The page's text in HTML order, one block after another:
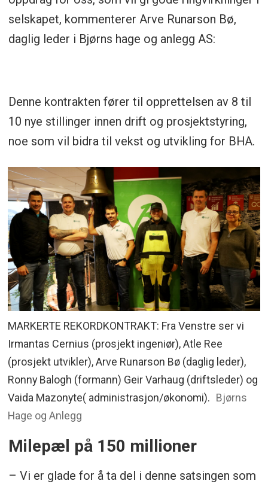
selskapet, kommenterer Arve Runarson Bø,
daglig leder i Bjørns hage og anlegg AS:
Denne kontrakten fører til opprettelsen av 8 til
10 nye stillinger innen drift og prosjektstyring,
noe som vil bidra til vekst og utvikling for BHA.
MARKERTE REKORDKONTRAKT: Fra Venstre ser vi
Irmantas Cernius (prosjekt ingeniør), Atle Ree
(prosjekt utvikler), Arve Runarson Bø (daglig leder),
Ronny Balogh (formann) Geir Varhaug (driftsleder) og
Vaida Mazonyte( administrasjon/økonomi). Bjørns
Hage og Anlegg
Milepæl på 150 millioner
– Vi er glade for å ta del i denne satsingen som